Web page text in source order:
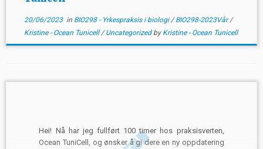
20/06/2023in BIO298 - Yrkespraksis i biologi/BIO298-2023Vår/
Kristine - Ocean Tunicell/Uncategorized by Kristine - Ocean Tunicell
Hei! Nå har jeg fullført 100 timer hos praksisverten,
Ocean TuniCell, og ønsker å gi dere en ny oppdatering